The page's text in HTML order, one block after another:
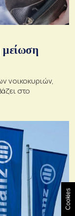
νοικοκυριών,
στο
Cookies